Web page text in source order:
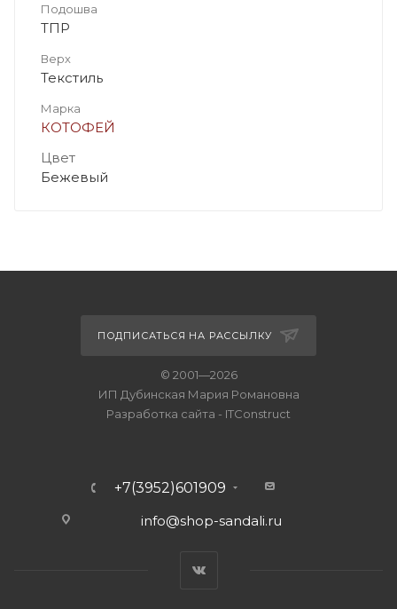
Подошва
ТПР
Верх
Текстиль
Марка
КОТОФЕЙ
Цвет
Бежевый
ПОДПИСАТЬСЯ НА РАССЫЛКУ
© 2001—2026
ИП Дубинская Мария Романовна
Разработка сайта - ITConstruct
+7(3952)601909
info@shop-sandali.ru